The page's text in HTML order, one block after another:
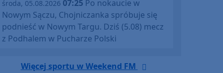
środa, 05.08.2026 07:25 Po nokaucie w
Nowym Sączu, Chojniczanka spróbuje się
podnieść w Nowym Targu. Dziś (5.08) mecz
z Podhalem w Pucharze Polski
Więcej sportu w Weekend FM